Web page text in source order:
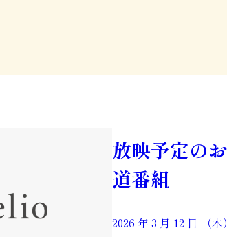
放映予定の
道番組
2026 年 3 月 12 日 （